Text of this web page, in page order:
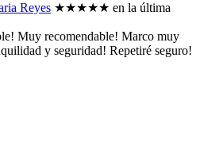
Reyes ★★★★★ en la última
Muy recomendable! Marco muy
y seguridad! Repetiré seguro!